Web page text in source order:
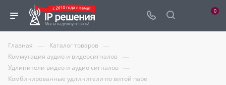
0
Главная — Каталог товаров —
Коммутация аудио и видеосигналов —
Удлинители видео и аудио сигналов —
Комбинированные удлинители по витой паре